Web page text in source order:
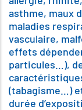
asthme, maux
maladies
vasculaire,
effets
particules…),
(tabagisme…)
durée